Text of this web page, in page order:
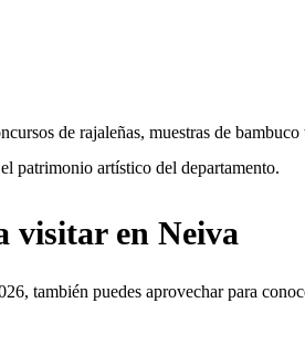
de rajaleñas, muestras de
patrimonio artístico del departamento.
visitar en Neiva
también puedes aprovechar para